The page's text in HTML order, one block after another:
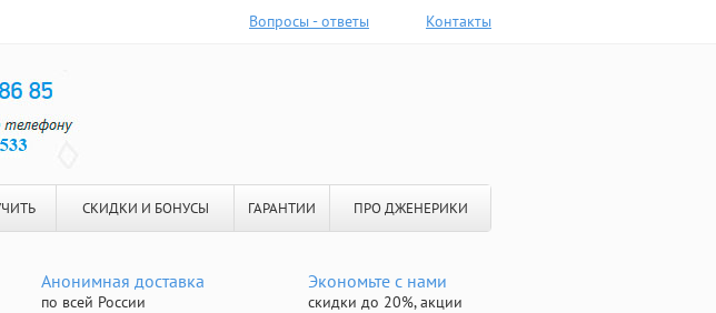
Вопросы - ответы Контакты
СКИДКИ И БОНУСЫ ГАРАНТИИ ПРО ДЖЕНЕРИКИ
Анонимная доставка
по всей России
Экономьте с нами
скидки до 20%, акции